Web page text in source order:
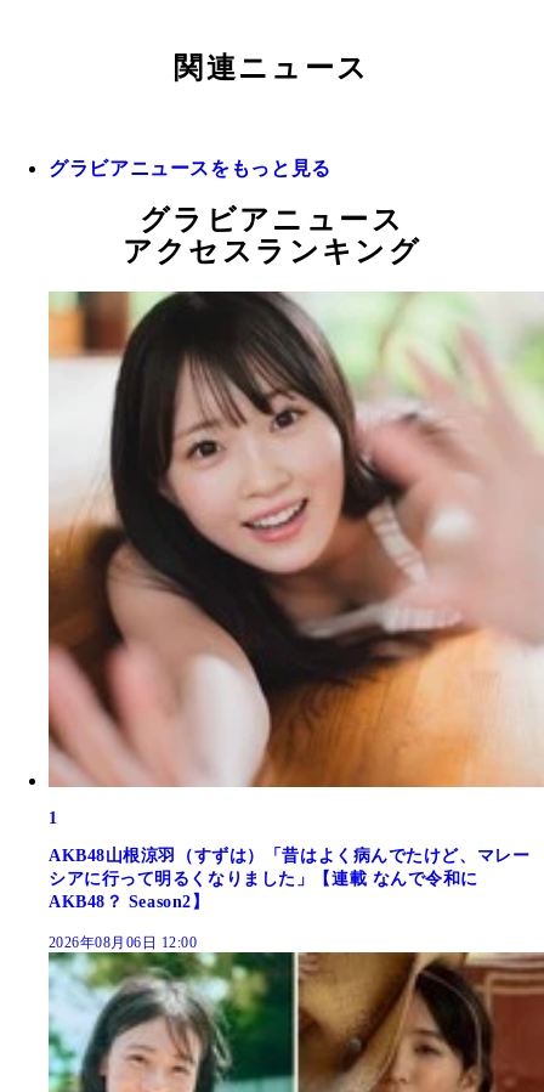
関連ニュース
グラビアニュースをもっと見る
グラビアニュース
アクセスランキング
1
AKB48山根涼羽（すずは）「昔はよく病んでたけど、マレー
シアに行って明るくなりました」【連載 なんで令和に
AKB48？ Season2】
2026年08月06日 12:00